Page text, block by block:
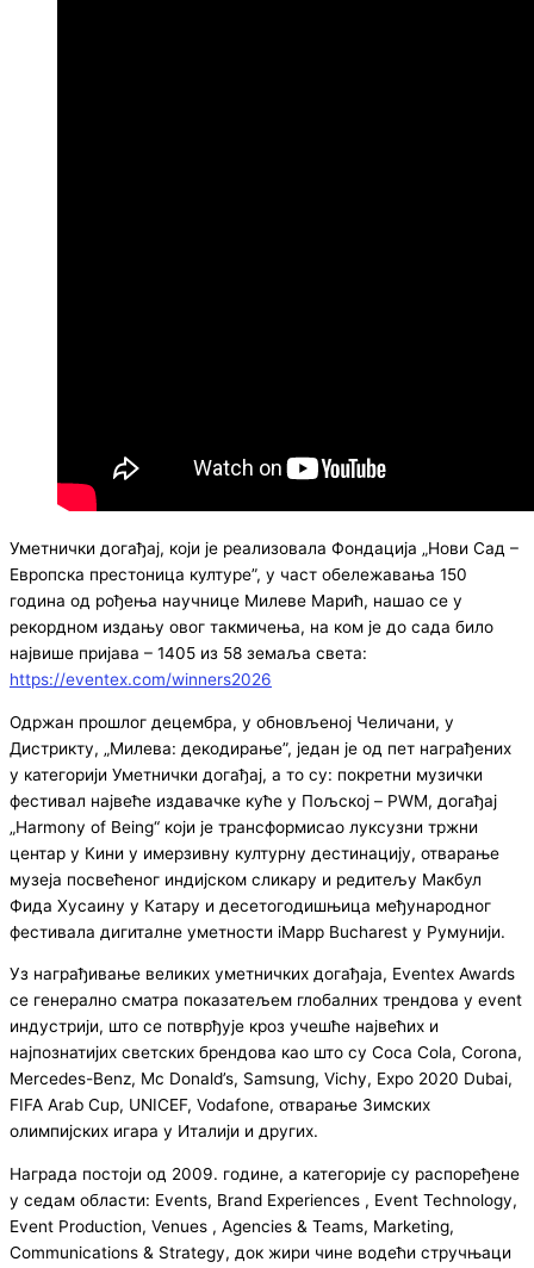
Уметнички догађај, који је реализовала Фондација „Нови Сад –
Европска престоница културе”, у част обележавања 150
година од рођења научнице Милеве Марић, нашао се у
рекордном издању овог такмичења, на ком је до сада било
највише пријава – 1405 из 58 земаља света:
https://eventex.com/winners2026
Одржан прошлог децембра, у обновљеној Челичани, у
Дистрикту, „Милева: декодирање”, један је од пет награђених
у категорији Уметнички догађај, а то су: покретни музички
фестивал највеће издавачке куће у Пољској – PWM, догађај
„Harmony of Being“ који је трансформисао луксузни тржни
центар у Кини у имерзивну културну дестинацију, отварање
музеја посвећеног индијском сликару и редитељу Макбул
Фида Хусаину у Катару и десетогодишњица међународног
фестивала дигиталне уметности iMapp Bucharest у Румунији.
Уз награђивање великих уметничких догађаја, Eventex Awards
се генерално сматра показатељем глобалних трендова у event
индустрији, што се потврђује кроз учешће највећих и
најпознатијих светских брендова као што су Coca Cola, Corona,
Mercedes-Benz, Mc Donald’s, Samsung, Vichy, Expo 2020 Dubai,
FIFA Arab Cup, UNICEF, Vodafone, отварање Зимских
олимпијских игара у Италији и других.
Награда постоји од 2009. године, а категорије су распоређене
у седам области: Events, Brand Experiences , Event Technology,
Event Production, Venues , Agencies & Teams, Marketing,
Communications & Strategy, док жири чине водећи стручњаци